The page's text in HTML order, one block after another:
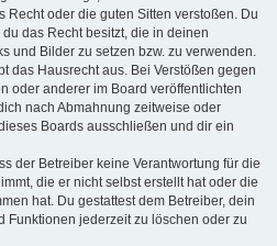
Recht oder die guten Sitten verstoßen. Du
das Recht besitzt, die in deinen
und Bilder zu setzen bzw. zu verwenden.
das Hausrecht aus. Bei Verstößen gegen
oder anderer im Board veröffentlichten
nach Abmahnung zeitweise oder
Boards ausschließen und dir ein
der Betreiber keine Verantwortung für die
die er nicht selbst erstellt hat oder die
hat. Du gestattest dem Betreiber, dein
Funktionen jederzeit zu löschen oder zu